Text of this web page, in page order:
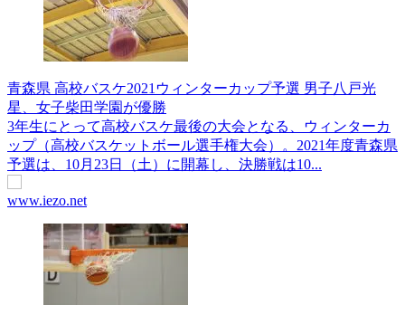
青森県 高校バスケ2021ウィンターカップ予選 男子八戸光
星、女子柴田学園が優勝
3年生にとって高校バスケ最後の大会となる、ウィンターカ
ップ（高校バスケットボール選手権大会）。2021年度青森県
予選は、10月23日（土）に開幕し、決勝戦は10...
www.iezo.net